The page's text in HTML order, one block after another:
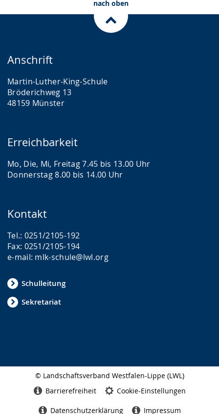
nach oben
Anschrift
Martin-Luther-King-Schule
Bröderichweg 13
48159 Münster
Erreichbarkeit
Mo, Die, Mi, Freitag 7.45 bis 13.00 Uhr
Donnerstag 8.00 bis 14.00 Uhr
Kontakt
Tel.: 0251/2105-192
Fax: 0251/2105-194
e-mail: mlk-schule@lwl.org
Schulleitung
Sekretariat
© Landschaftsverband Westfalen-Lippe (LWL)
Barrierefreiheit Cookie-Einstellungen
Datenschutzerklärung Impressum